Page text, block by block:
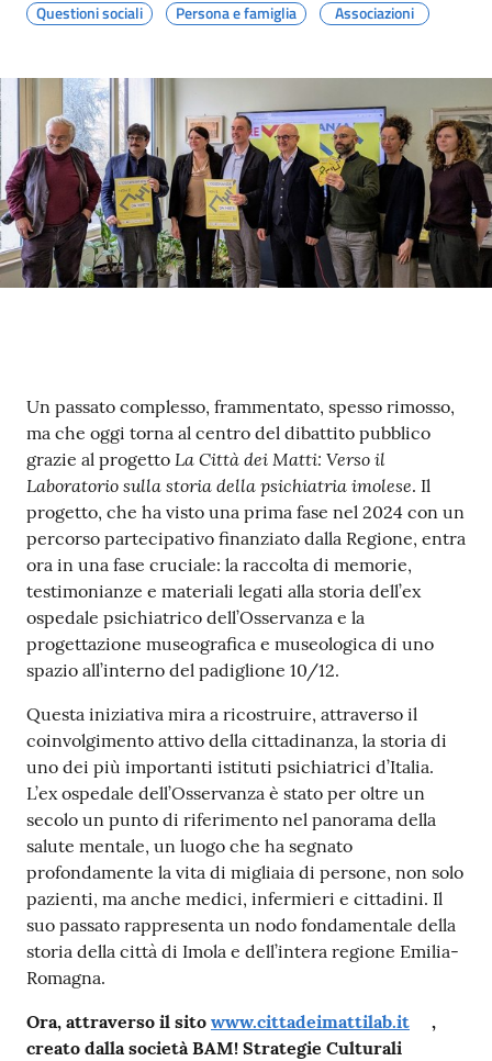
Questioni sociali Persona e famiglia Associazioni
Contenuto
Un passato complesso, frammentato, spesso rimosso,
ma che oggi torna al centro del dibattito pubblico
grazie al progetto La Città dei Matti: Verso il
Laboratorio sulla storia della psichiatria imolese. Il
progetto, che ha visto una prima fase nel 2024 con un
percorso partecipativo finanziato dalla Regione, entra
ora in una fase cruciale: la raccolta di memorie,
testimonianze e materiali legati alla storia dell’ex
ospedale psichiatrico dell’Osservanza e la
progettazione museografica e museologica di uno
spazio all’interno del padiglione 10/12.
Questa iniziativa mira a ricostruire, attraverso il
coinvolgimento attivo della cittadinanza, la storia di
uno dei più importanti istituti psichiatrici d’Italia.
L’ex ospedale dell’Osservanza è stato per oltre un
secolo un punto di riferimento nel panorama della
salute mentale, un luogo che ha segnato
profondamente la vita di migliaia di persone, non solo
pazienti, ma anche medici, infermieri e cittadini. Il
suo passato rappresenta un nodo fondamentale della
storia della città di Imola e dell’intera regione Emilia-
Romagna.
Ora, attraverso il sito www.cittadeimattilab.it
,
creato dalla società BAM! Strategie Culturali